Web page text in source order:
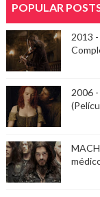
POPULAR
2013
2006